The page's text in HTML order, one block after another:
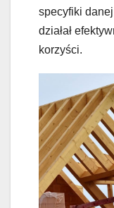
specyfiki
działał
korzyści.